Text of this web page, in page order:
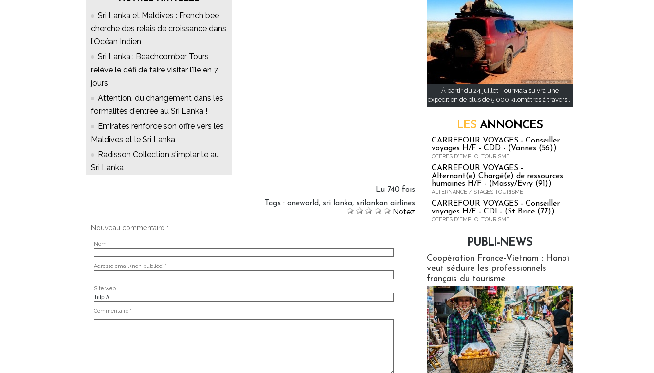
Sri Lanka et Maldives : French bee
cherche des relais de croissance dans
l’Océan Indien
Sri Lanka : Beachcomber Tours
relève le défi de faire visiter l'île en 7
jours
Attention, du changement dans les
formalités d'entrée au Sri Lanka !
Emirates renforce son offre vers les
Maldives et le Sri Lanka
Radisson Collection s'implante au
Sri Lanka
Lu 740 fois
Tags : oneworld, sri lanka, srilankan airlines
Notez
Nouveau commentaire :
Nom * :
Adresse email (non publiée) * :
Site web :
Commentaire * :
À partir du 24 juillet, TourMaG suivra une
expédition de plus de 5 000 kilomètres à travers...
LES ANNONCES
CARREFOUR VOYAGES - Conseiller
voyages H/F - CDD - (Vannes (56))
OFFRES D'EMPLOI TOURISME
CARREFOUR VOYAGES -
Alternant(e) Chargé(e) de ressources
humaines H/F - (Massy/Evry (91))
ALTERNANCE / STAGES TOURISME
CARREFOUR VOYAGES - Conseiller
voyages H/F - CDI - (St Brice (77))
OFFRES D'EMPLOI TOURISME
PUBLI-NEWS
Coopération France-Vietnam : Hanoï
veut séduire les professionnels
français du tourisme